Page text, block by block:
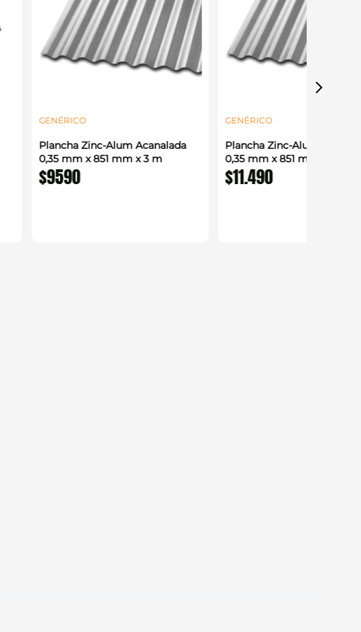
GENÉRICO
Plancha Zinc-Alum Acanalada
0,35 mm x 851 mm x 3 m
$9590
GENÉRICO
Plancha Zinc-Alum
0,35 mm x 851 mm x 3,66
$11.490